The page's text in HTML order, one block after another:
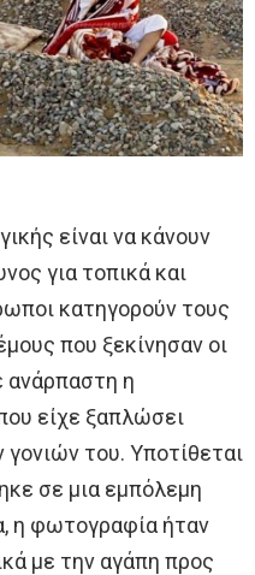
είναι να κάνουν
για τοπικά και
κατηγορούν τους
που ξεκίνησαν οι
ανάρπαστη η
είχε ξαπλώσει
του. Υποτίθεται
σε μια εμπόλεμη
η φωτογραφία ήταν
με την αγάπη προς